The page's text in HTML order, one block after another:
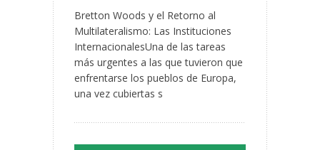
Bretton Woods y el Retorno al
Multilateralismo: Las Instituciones
InternacionalesUna de las tareas
más urgentes a las que tuvieron que
enfrentarse los pueblos de Europa,
una vez cubiertas s